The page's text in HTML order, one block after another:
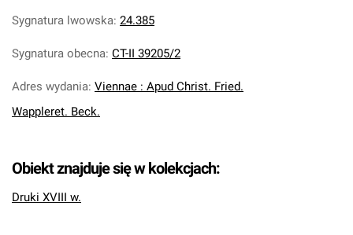
Sygnatura lwowska: 24.385
Sygnatura obecna: CT-II 39205/2
Adres wydania: Viennae : Apud Christ. Fried.
Wappleret. Beck.
Obiekt znajduje się w kolekcjach:
Druki XVIII w.